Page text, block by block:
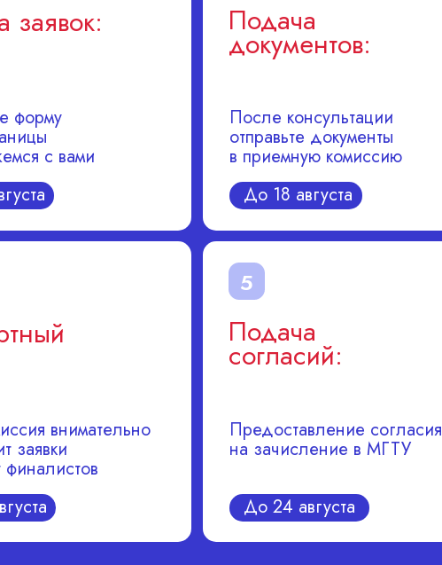
форму
с вами
После консультации
отправьте документы
в приемную комиссию
заявок: Подача
документов:
До 18 августа
Предоставление согласия
на зачисление в МГТУ
5
Подача
согласий:
До 24 августа
внимательно
заявки
финалистов